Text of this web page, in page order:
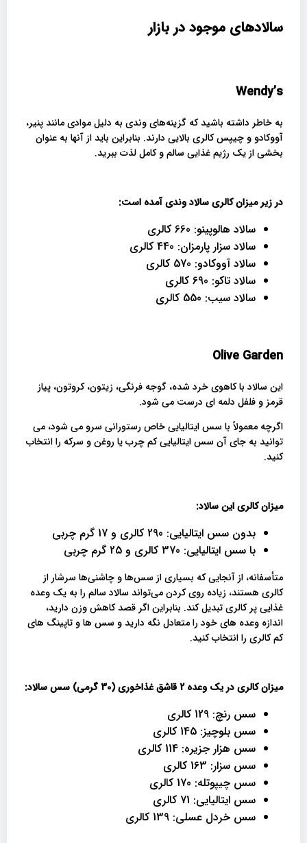
سالادهای موجود در بازار
Wendy’s
به خاطر داشته باشید که گزینه‌های وندی به دلیل موادی مانند پنیر،
آووکادو و چیپس کالری بالایی دارند. بنابراین باید از آنها به عنوان
بخشی از یک رژیم غذایی سالم و کامل لذت ببرید.
در زیر میزان کالری سالاد وندی آمده است:
سالاد هالوپینو: 660 کالری
سالاد سزار پارمزان: 440 کالری
سالاد آووکادو: 570 کالری
سالاد تاکو: 690 کالری
سالاد سیب: 550 کالری
Olive Garden
این سالاد با کاهوی خرد شده، گوجه فرنگی، زیتون، کروتون، پیاز
قرمز و فلفل دلمه ای درست می شود.
اگرچه معمولاً با سس ایتالیایی خاص رستورانی سرو می شود، می
توانید به جای آن سس ایتالیایی کم چرب یا روغن و سرکه را انتخاب
کنید.
میزان کالری این سالاد:
بدون سس ایتالیایی: 290 کالری و 17 گرم چربی
با سس ایتالیایی: 370 کالری و 25 گرم چربی
متأسفانه، از آنجایی که بسیاری از سس‌ها و چاشنی‌ها سرشار از
کالری هستند، زیاده روی کردن می‌تواند سالاد سالم را به یک وعده
غذایی پر کالری تبدیل کند. بنابراین اگر قصد کاهش وزن دارید،
اندازه وعده های خود را متعادل نگه دارید و سس ها و تاپینگ های
کم کالری را انتخاب کنید.
میزان کالری در یک وعده 2 قاشق غذاخوری (30 گرمی) سس سالاد:
سس رنچ: 129 کالری
سس بلوچیز: 145 کالری
سس هزار جزیره: 114 کالری
سس سزار: 163 کالری
سس چیپوتله: 170 کالری
سس ایتالیایی: 71 کالری
سس خردل عسلی: 139 کالری